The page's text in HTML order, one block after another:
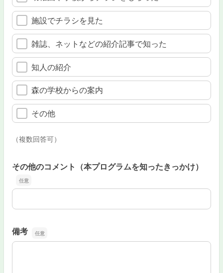
施設でチラシを見た
雑誌、ネットなどの紹介記事で知った
知人の紹介
森の学校からの案内
その他
（複数回答可）
その他のコメント（本プログラムを知ったきっかけ）
その他のコメント（本プログラムを知ったきっかけ）
備考
備考